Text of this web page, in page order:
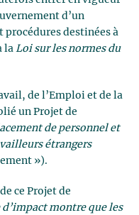
d’un
procédures destinées à
la Loi sur les normes du
de l’Emploi et de la
un Projet de
de personnel et
étrangers
»).
ce Projet de
d’impact montre que les